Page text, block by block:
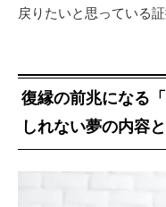
戻りたいと思っている証
復縁の前兆になる
しれない夢の内容